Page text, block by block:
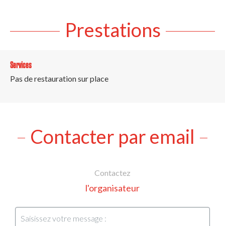
Prestations
Services
Pas de restauration sur place
Contacter par email
Contactez
l'organisateur